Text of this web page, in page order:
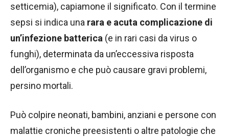
setticemia), capiamone il significato. Con il termine
sepsi si indica una rara e acuta complicazione di
un’infezione batterica (e in rari casi da virus o
funghi), determinata da un’eccessiva risposta
dell’organismo e che può causare gravi problemi,
persino mortali.
Può colpire neonati, bambini, anziani e persone con
malattie croniche preesistenti o altre patologie che